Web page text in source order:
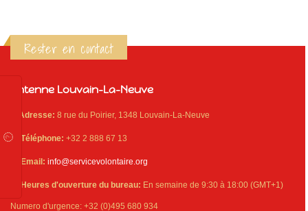
Rester en contact
Antenne Louvain-La-Neuve
Adresse: 8 rue du Poirier, 1348 Louvain-La-Neuve
Téléphone: +32 2 888 67 13
Email: info@servicevolontaire.org
Heures d'ouverture du bureau: En semaine de 9:30 à 18:00 (GMT+1)
Numero d'urgence: +32 (0)495 680 934